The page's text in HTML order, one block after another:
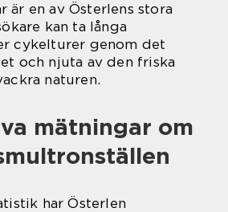
är en av Österlens stora
kan ta långa
cykelturer genom det
och njuta av den friska
naturen.
mätningar om
har Österlen